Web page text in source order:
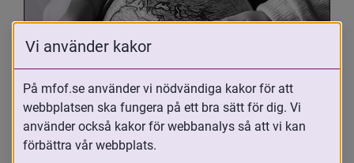
Oavsett om du är adopterad,
adoptivförälder eller arbetar med
Vi använder kakor
På mfof.se använder vi nödvändiga kakor för att
webbplatsen ska fungera på ett bra sätt för dig. Vi
använder också kakor för webbanalys så att vi kan
förbättra vår webbplats.